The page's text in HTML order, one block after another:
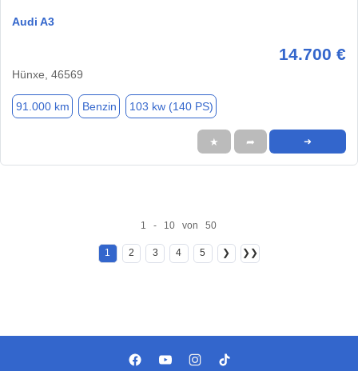
Audi A3
14.700 €
Hünxe, 46569
91.000 km Benzin 103 kw (140 PS)
★ ➦ ➜
1 - 10 von 50
1 2 3 4 5 ❯ ❯❯